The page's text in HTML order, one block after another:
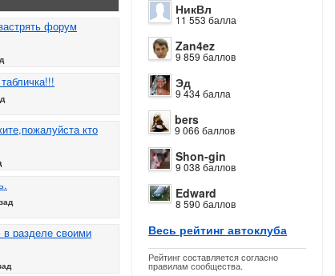
НикВл
11 553 балла
Zan4ez
9 859 баллов
Эд
9 434 балла
bers
9 066 баллов
Shon-gin
9 038 баллов
Edward
8 590 баллов
Весь рейтинг автоклуба
Рейтинг составляется согласно
правилам сообщества.
форум
кто
разделе своими